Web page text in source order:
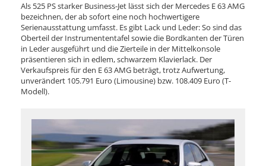
Als 525 PS starker Business-Jet lässt sich der Mercedes E 63 AMG
bezeichnen, der ab sofort eine noch hochwertigere
Serienausstattung umfasst. Es gibt Lack und Leder: So sind das
Oberteil der Instrumententafel sowie die Bordkanten der Türen
in Leder ausgeführt und die Zierteile in der Mittelkonsole
präsentieren sich in edlem, schwarzem Klavierlack. Der
Verkaufspreis für den E 63 AMG beträgt, trotz Aufwertung,
unverändert 105.791 Euro (Limousine) bzw. 108.409 Euro (T-
Modell).